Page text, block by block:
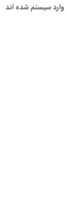
سیستم شده اند